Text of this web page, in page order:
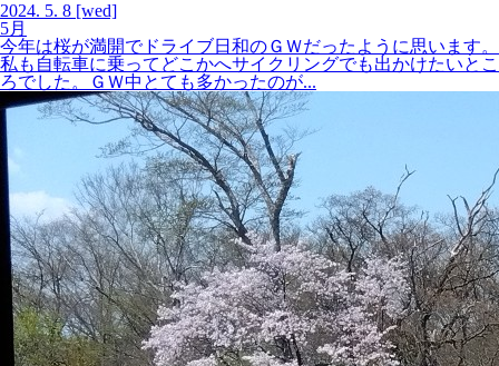
2024. 5. 8 [wed]
5月
今年は桜が満開でドライブ日和のＧＷだったように思います。
私も自転車に乗ってどこかへサイクリングでも出かけたいとこ
ろでした。ＧＷ中とても多かったのが...